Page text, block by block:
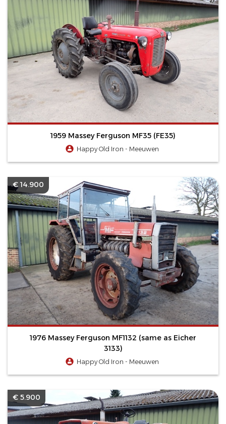
1959 Massey Ferguson MF35 (FE35)
Happy Old Iron - Meeuwen
€ 14.900
1976 Massey Ferguson MF1132 (same as Eicher
3133)
Happy Old Iron - Meeuwen
€ 5.900